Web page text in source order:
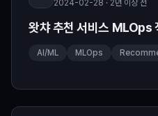
2024-02-28 · 2년 이상 전
왓챠 추천 서비스 MLOps
AI/ML MLOps